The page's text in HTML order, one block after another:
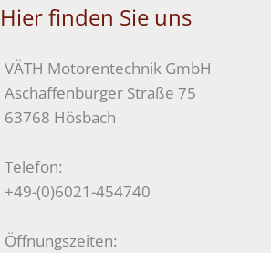
Hier finden Sie uns
VÄTH Motorentechnik GmbH
Aschaffenburger Straße 75
63768 Hösbach
Telefon:
+49-(0)6021-454740
Öffnungszeiten: